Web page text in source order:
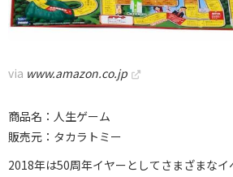
via www.amazon.co.jp
商品名：人生ゲーム
販売元：タカラトミー
2018年は50周年イヤーとしてさまざまな